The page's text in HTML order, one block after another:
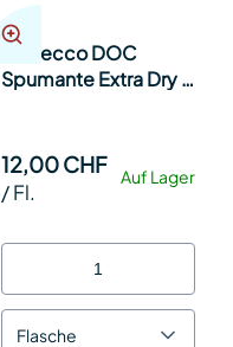
Prosecco DOC
Spumante Extra Dry Il
Auf Lager
12,00 CHF
/Fl.
Flasche